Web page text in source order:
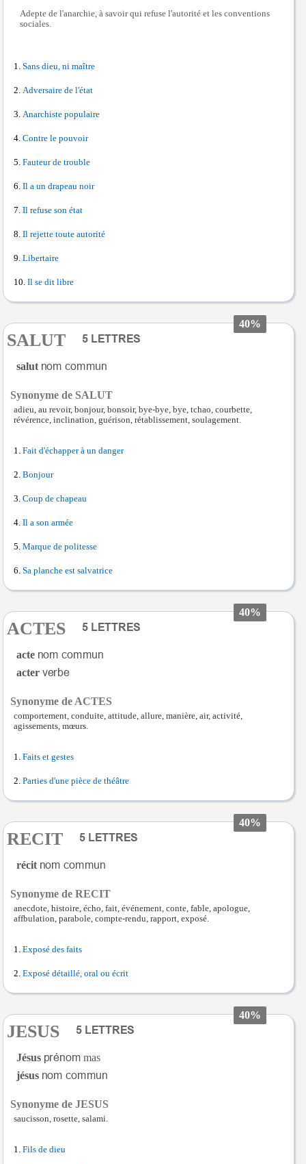
Adepte de l'anarchie, à savoir qui refuse l'autorité et les conventions
sociales.
Sans dieu, ni maître
Adversaire de l'état
Anarchiste populaire
Contre le pouvoir
Fauteur de trouble
Il a un drapeau noir
Il refuse son état
Il rejette toute autorité
Libertaire
Il se dit libre
40%
SALUT
salut
Synonyme de SALUT
adieu, au revoir, bonjour, bonsoir, bye-bye, bye, tchao, courbette,
révérence, inclination, guérison, rétablissement, soulagement.
Fait d'échapper à un danger
Bonjour
Coup de chapeau
Il a son armée
Marque de politesse
Sa planche est salvatrice
40%
ACTES
acte
acter
Synonyme de ACTES
comportement, conduite, attitude, allure, manière, air, activité,
agissements, mœurs.
Faits et gestes
Parties d'une pièce de théâtre
40%
RECIT
récit
Synonyme de RECIT
anecdote, histoire, écho, fait, événement, conte, fable, apologue,
affbulation, parabole, compte-rendu, rapport, exposé.
Exposé des faits
Exposé détaillé, oral ou écrit
40%
JESUS
Jésus
mas
jésus
Synonyme de JESUS
saucisson, rosette, salami.
Fils de dieu